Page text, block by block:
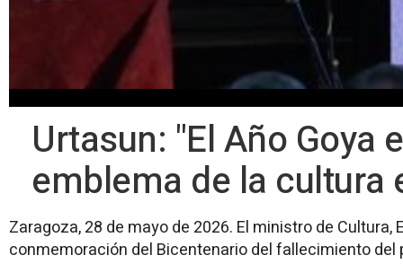
Urtasun: "El Año Goya
emblema de la cultura
Zaragoza, 28 de mayo de 2026. El ministro de Cultura,
conmemoración del Bicentenario del fallecimiento